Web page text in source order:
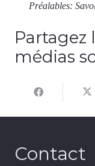
Préalables:
Partagez
médias
Contact